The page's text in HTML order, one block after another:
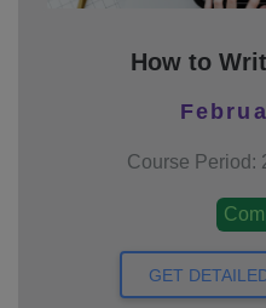
How to
Course Period:
GET